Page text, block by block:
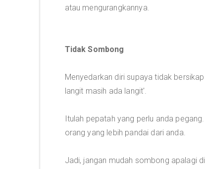
atau mengurangkannya.
Tidak Sombong
Menyedarkan diri supaya tidak
langit masih ada langit'.
Itulah pepatah yang perlu anda
orang yang lebih pandai dari anda.
Jadi, jangan mudah sombong apalagi